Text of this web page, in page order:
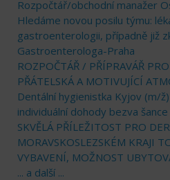
Rozpočtář/obchodní manažer
Hledáme novou posilu týmu:
gastroenterologii, případně již
Gastroenterologa-Praha
ROZPOČTÁŘ / PŘÍPRAVÁŘ
PŘÁTELSKÁ A MOTIVUJÍCÍ
Dentální hygienistka Kyjov (m/
individuální dohody bezva
SKVĚLÁ PŘÍLEŽITOST PRO
MORAVSKOSLEZSKÉM KRAJI
VYBAVENÍ, MOŽNOST
... a další ...